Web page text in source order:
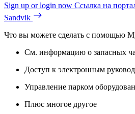
Sign up or login now Ссылка на
Sandvik
Что вы можете сделать с помощью
См. информацию о запасных
Доступ к электронным
Управление парком
Плюс многое другое